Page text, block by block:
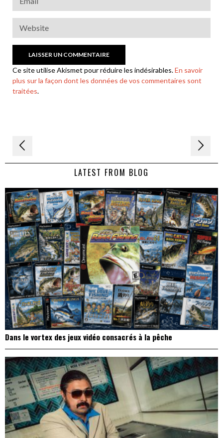
Ce site utilise Akismet pour réduire les indésirables.En savoir
plus sur la façon dont les données de vos commentaires sont
traitées.
Navigation
de LATEST FROM BLOG
Dans le vortex des jeux vidéo consacrés à la pêche